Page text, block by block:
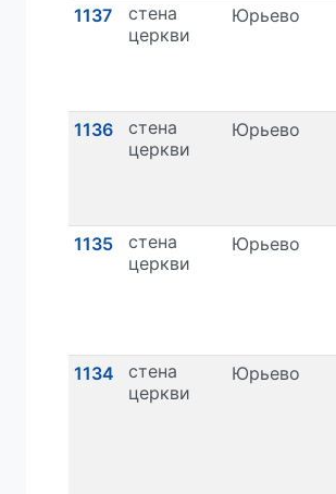
1137
стена
церкви
Юрьево
1136
стена
церкви
Юрьево
1135
стена
церкви
Юрьево
1134
стена
церкви
Юрьево